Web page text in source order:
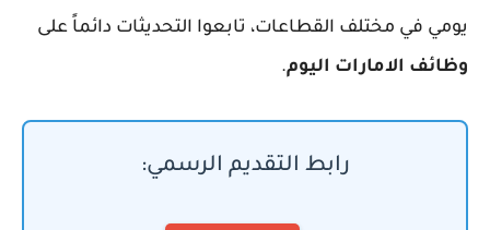
يومي في مختلف القطاعات، تابعوا التحديثات دائماً على
وظائف الامارات اليوم.
رابط التقديم الرسمي: